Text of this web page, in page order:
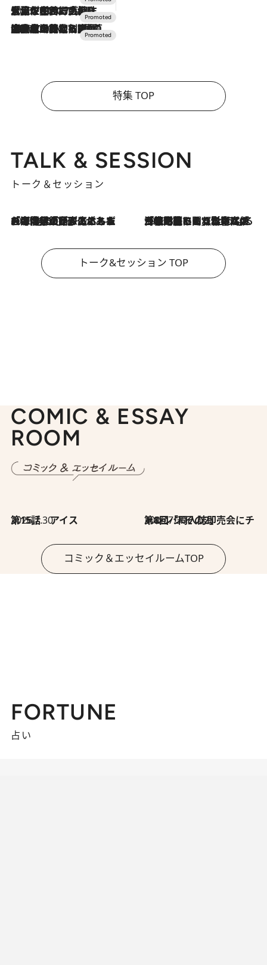
2026.7.17
「土佐和ハーブかき氷」がOMO7高知に登場！生姜、山椒、大葉など目にも舌にも涼を呼ぶ郷土の味
2026.7.10
NEW OPEN！【界 草津】名湯の地に誕生。趣の異なる2種の温泉と上州ならではの会席・蕎麦割烹など美食を味わう究極の癒やし旅
特集 TOP
TALK & SESSION
トーク＆セッション
2026.8.3
「今後値上げがあるとすれば…」「リスクがあるのは今年の冬」エネルギー専門家が語る、ホルムズ海峡封鎖が家庭にもたらす“ある心配” 2026.8.3
「住宅建てられない…」「サーチャージ料の高値が続いている」ホルムズ海峡封鎖による影響はいつまで続く？《エネルギー専門家に聞く“どうなる日本の暮らし”》
トーク&セッション TOP
COMIC & ESSAY
ROOM
2026.7.30
第15話 アイス 2026.7.30
第8回「同人誌即売会にチャレンジ その2」
コミック＆エッセイルームTOP
FORTUNE
占い